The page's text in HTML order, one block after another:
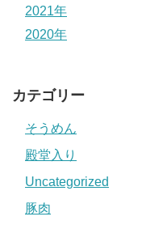
2021年
2020年
カテゴリー
そうめん
殿堂入り
Uncategorized
豚肉